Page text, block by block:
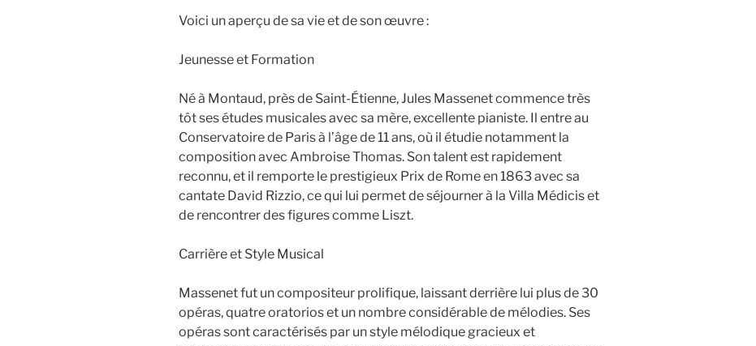
Voici un aperçu de sa vie et de son œuvre :
Jeunesse et Formation
Né à Montaud, près de Saint-Étienne, Jules Massenet commence très
tôt ses études musicales avec sa mère, excellente pianiste. Il entre au
Conservatoire de Paris à l’âge de 11 ans, où il étudie notamment la
composition avec Ambroise Thomas. Son talent est rapidement
reconnu, et il remporte le prestigieux Prix de Rome en 1863 avec sa
cantate David Rizzio, ce qui lui permet de séjourner à la Villa Médicis et
de rencontrer des figures comme Liszt.
Carrière et Style Musical
Massenet fut un compositeur prolifique, laissant derrière lui plus de 30
opéras, quatre oratorios et un nombre considérable de mélodies. Ses
opéras sont caractérisés par un style mélodique gracieux et